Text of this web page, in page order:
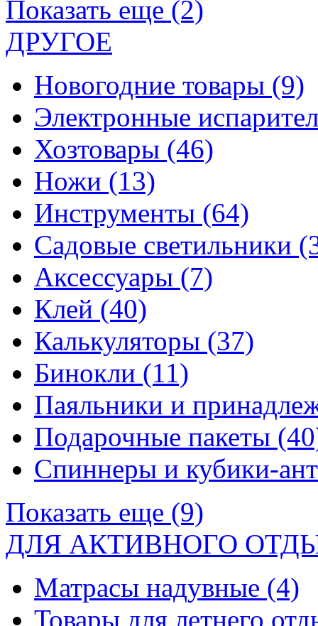
Показать еще (2)
ДРУГОЕ
Новогодние товары (9)
Электронные
Хозтовары (46)
Ножи (13)
Инструменты (64)
Садовые светильники
Аксессуары (7)
Клей (40)
Калькуляторы (37)
Бинокли (11)
Паяльники и
Подарочные пакеты
Спиннеры и кубики-
Показать еще (9)
ДЛЯ АКТИВНОГО
Матрасы надувные (4)
Товары для летнего